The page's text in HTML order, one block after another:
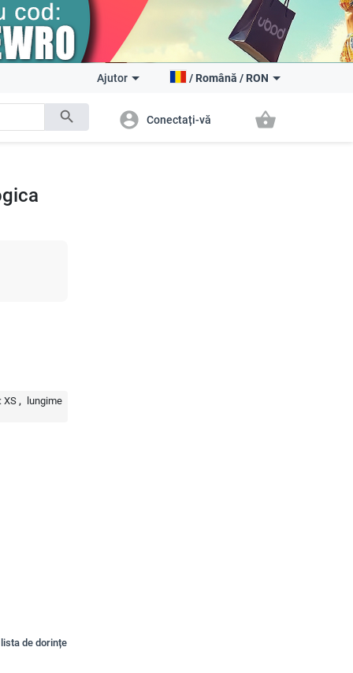
search
Ajutor / Română / RON
account_circle Conectați-vă shopping_basket
XS
lungime
de dorințe